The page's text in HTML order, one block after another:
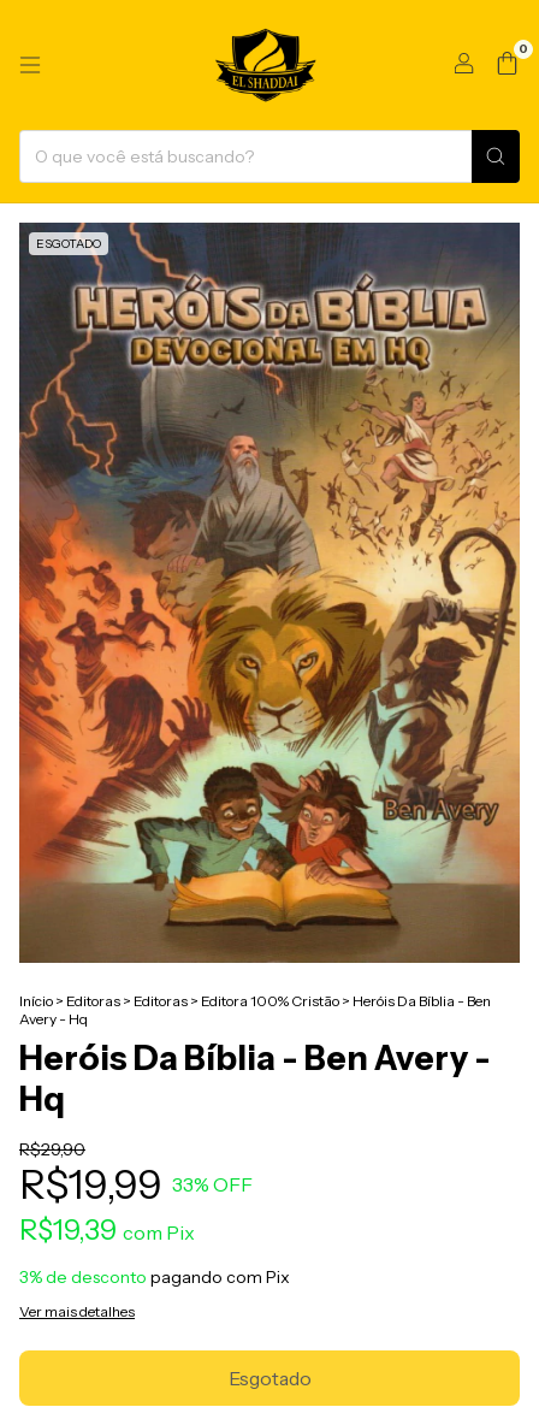
0
ESGOTADO
Início > Editoras > Editoras > Editora 100% Cristão > Heróis Da Bíblia - Ben
Avery - Hq
Heróis Da Bíblia - Ben Avery -
Hq
R$29,90
R$19,99 33% OFF
R$19,39 com Pix
3% de desconto pagando com Pix
Ver mais detalhes